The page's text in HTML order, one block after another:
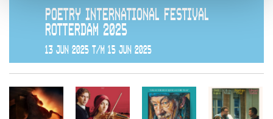
POETRY INTERNATIONAL FESTIVAL
ROTTERDAM 2025
13 JUN 2025 T/M 15 JUN 2025